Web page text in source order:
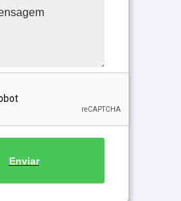
Enviar